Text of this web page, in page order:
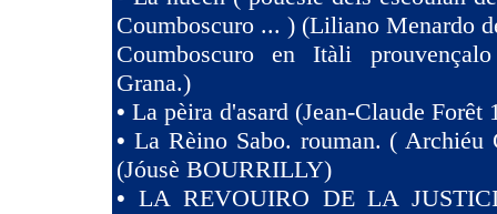
Coumboscuro ... ) (Liliano Menardo
Coumboscuro en Itàli
Grana.)
• La pèira d'asard (Jean-Claude Forêt
• La Rèino Sabo. rouman. ( Archiéu
(Jóusè BOURRILLY)
• LA REVOUIRO DE LA